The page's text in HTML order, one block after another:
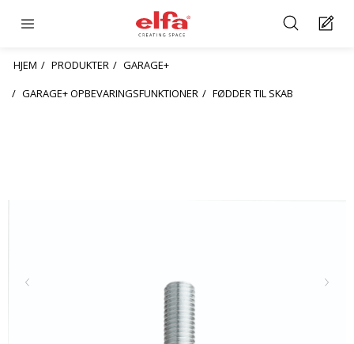
HJEM PRODUKTER
GARAGE+
GARAGE+ OPBEVARINGSFUNKTIONER
FØDDER TIL SKAB